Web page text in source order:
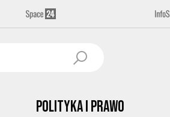
Polityka i prawo